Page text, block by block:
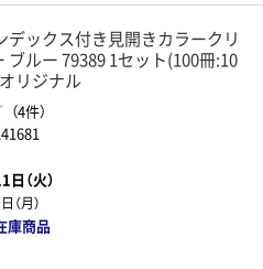
デックス付き見開きカラークリ
ブルー 79389 1セット(100冊:10
リジナル
（4件）
（火）
（月）
庫商品